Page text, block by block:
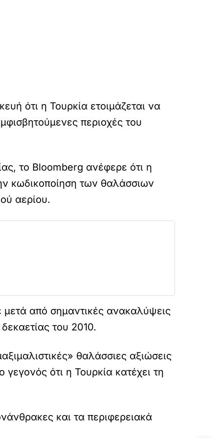
ότι η Τουρκία ετοιμάζεται να
περιοχές του
το Bloomberg ανέφερε ότι η
κωδικοποίηση των θαλάσσιων
αερίου.
από σημαντικές ανακαλύψεις
του 2010.
θαλάσσιες αξιώσεις
ότι η Τουρκία κατέχει τη
και τα περιφερειακά